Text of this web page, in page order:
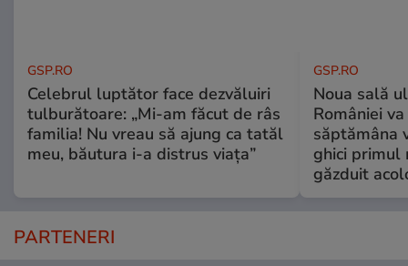
GSP.RO
Celebrul luptător face dezvăluiri
tulburătoare: „Mi-am făcut de râs
familia! Nu vreau să ajung ca tatăl
meu, băutura i-a distrus viața”
GSP.RO
Noua sală
României
săptămâna
ghici primul
găzduit
PARTENERI